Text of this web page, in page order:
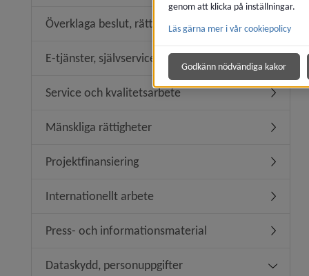
Överklaga beslut, rättssäkerhet
E-tjänster, självservice
Service och kvalitetsarbete
Mänskliga rättigheter
Projektfinansiering
Internationellt arbete
Press- och informationsmaterial
Dataskydd, personuppgifter
genom att klicka på inställningar.
Läs gärna mer i vår cookiepolicy
Godkänn nödvändiga kakor